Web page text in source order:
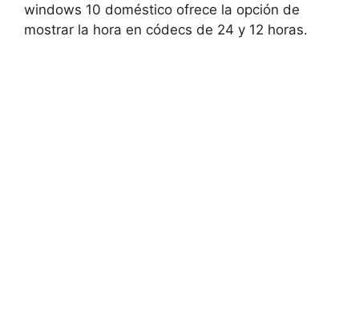
windows 10 doméstico ofrece la opción de
mostrar la hora en códecs de 24 y 12 horas.